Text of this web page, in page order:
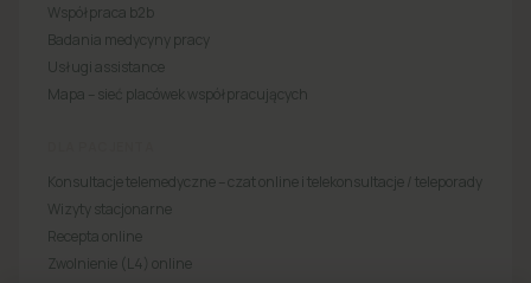
Współpraca b2b
Badania medycyny pracy
Usługi assistance
Mapa – sieć placówek współpracujących
Konsultacje telemedyczne – czat online i telekonsultacje / teleporady
Wizyty stacjonarne
Recepta online
Zwolnienie (L4) online